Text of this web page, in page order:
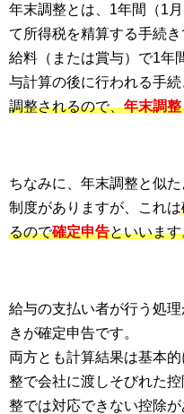
年末調整とは、1年間（1
て所得税を精算する手続
給料（または賞与）で1年
与計算の後に行われる手続
調整されるので、年末調整
ちなみに、年末調整と似
制度がありますが、これは
るので確定申告といいます
給与の支払い者が行う処
きが確定申告です。
両方とも計算結果は基本
整で会社に渡しそびれた
整では対応できない控除